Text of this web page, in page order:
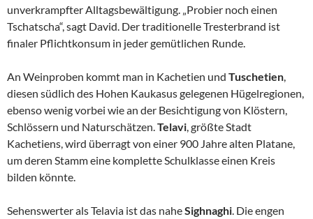
unverkrampfter Alltagsbewältigung. „Probier noch einen
Tschatscha“, sagt David. Der traditionelle Tresterbrand ist
finaler Pflichtkonsum in jeder gemütlichen Runde.
An Weinproben kommt man in Kachetien und Tuschetien,
diesen südlich des Hohen Kaukasus gelegenen Hügelregionen,
ebenso wenig vorbei wie an der Besichtigung von Klöstern,
Schlössern und Naturschätzen.Telavi, größte Stadt
Kachetiens, wird überragt von einer 900 Jahre alten Platane,
um deren Stamm eine komplette Schulklasse einen Kreis
bilden könnte.
Sehenswerter als Telavia ist das naheSighnaghi. Die engen